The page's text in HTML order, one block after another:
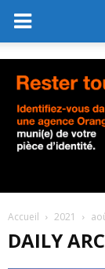
Accueil 2021
DAILY